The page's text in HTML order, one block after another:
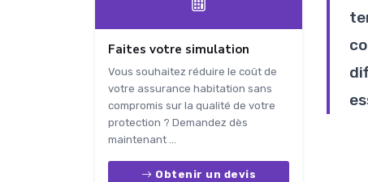
Faites votre simulation
Vous souhaitez réduire le coût de
votre assurance habitation sans
compromis sur la qualité de votre
protection ? Demandez dès
maintenant ...
Obtenir un devis